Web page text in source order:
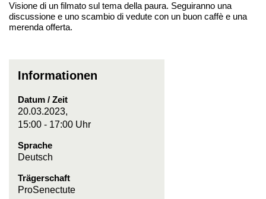
Visione di un filmato sul tema della paura. Seguiranno una
discussione e uno scambio di vedute con un buon caffè e una
merenda offerta.
Informationen
Datum / Zeit
20.03.2023,
15:00 - 17:00 Uhr
Sprache
Deutsch
Trägerschaft
ProSenectute